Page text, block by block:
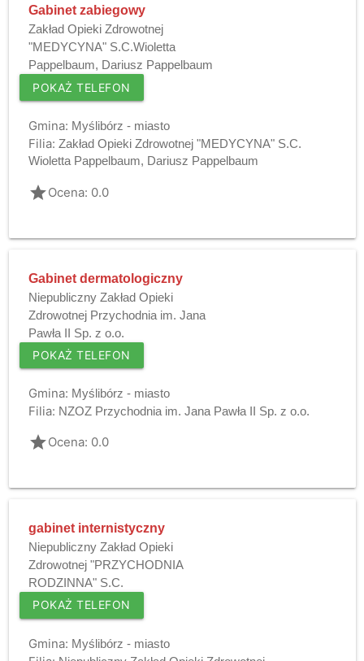
Gabinet zabiegowy
Zakład Opieki Zdrowotnej
"MEDYCYNA" S.C.Wioletta
Pappelbaum, Dariusz Pappelbaum
POKAŻ TELEFON
Gmina: Myślibórz - miasto
Filia: Zakład Opieki Zdrowotnej "MEDYCYNA" S.C.
Wioletta Pappelbaum, Dariusz Pappelbaum
gradeOcena: 0.0
Gabinet dermatologiczny
Niepubliczny Zakład Opieki
Zdrowotnej Przychodnia im. Jana
Pawła II Sp. z o.o.
POKAŻ TELEFON
Gmina: Myślibórz - miasto
Filia: NZOZ Przychodnia im. Jana Pawła II Sp. z o.o.
gradeOcena: 0.0
gabinet internistyczny
Niepubliczny Zakład Opieki
Zdrowotnej "PRZYCHODNIA
RODZINNA" S.C.
POKAŻ TELEFON
Gmina: Myślibórz - miasto